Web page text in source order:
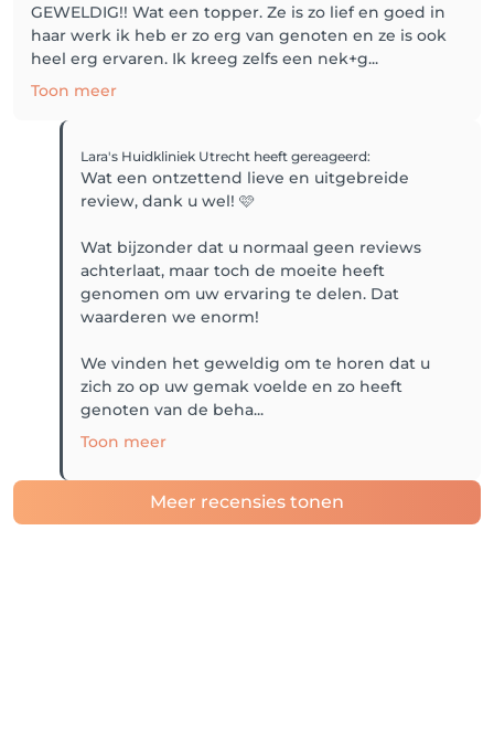
GEWELDIG!! Wat een topper. Ze is zo lief en goed in
haar werk ik heb er zo erg van genoten en ze is ook
heel erg ervaren. Ik kreeg zelfs een nek+g...
Toon meer
Lara's Huidkliniek Utrecht heeft gereageerd:
Wat een ontzettend lieve en uitgebreide
review, dank u wel! 🩷
Wat bijzonder dat u normaal geen reviews
achterlaat, maar toch de moeite heeft
genomen om uw ervaring te delen. Dat
waarderen we enorm!
We vinden het geweldig om te horen dat u
zich zo op uw gemak voelde en zo heeft
genoten van de beha...
Toon meer
Meer recensies tonen